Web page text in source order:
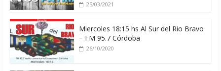
25/03/2021
Miercoles 18:15 hs Al Sur del Rio Bravo
– FM 95.7 Córdoba
26/10/2020